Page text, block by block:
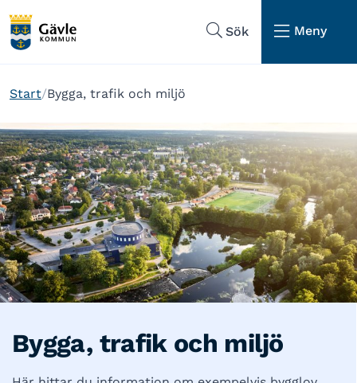
Sök
Meny
Start Bygga, trafik och miljö
Bygga, trafik och miljö